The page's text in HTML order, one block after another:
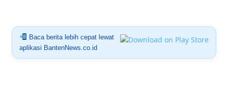
Baca berita lebih cepat lewat
aplikasi BantenNews.co.id